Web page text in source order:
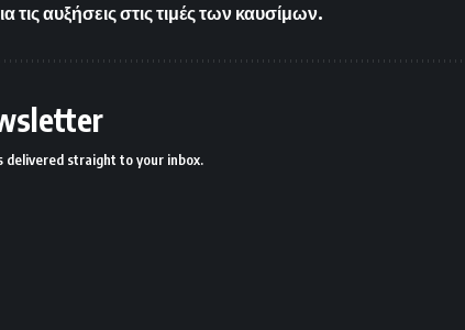
τις αυξήσεις στις τιμές των καυσίμων.
delivered straight to your inbox.